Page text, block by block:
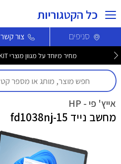
כל הקטגוריות
סניפים צור קשר
מחיר מיוחד על מגוון מוצרי PETKIT לחברי מועדון >>
אייץ' פי - HP
מחשב נייד 15-fd1038nj